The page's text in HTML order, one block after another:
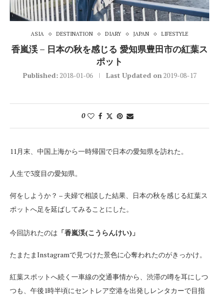
ASIA DESTINATION DIARY JAPAN LIFESTYLE
香嵐渓 – 日本の秋を感じる 愛知県豊田市の紅葉ス
ポット
Published: 2018-01-06 Last Updated on2019-08-17
0
11月末、中国上海から一時帰国で日本の愛知県を訪れた。
人生で3度目の愛知県。
何をしようか？ – 夫婦で相談した結果、日本の秋を感じる紅葉ス
ポットへ足を延ばしてみることにした。
今回訪れたのは 「香嵐渓(こうらんけい)」
たまたまInstagramで見つけた景色に心奪われたのがきっかけ。
紅葉スポットへ続く一車線の交通事情から、渋滞の噂を耳にしつ
つも、午後1時半頃にセントレア空港を出発しレンタカーで目指